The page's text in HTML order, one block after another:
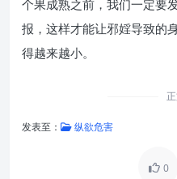
个果成熟之前，我们一定要
报，这样才能让邪婬导致的
得越来越小。
发表至： 纵欲危害
0